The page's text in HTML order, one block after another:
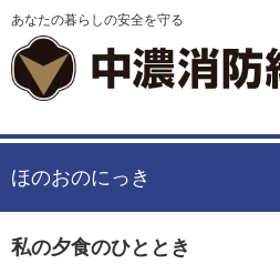
あなたの暮らしの安全を守る
ほのおのにっき
私の夕食のひととき